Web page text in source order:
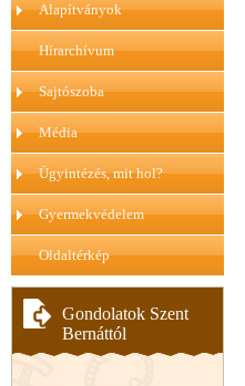
Alapítványok
Hírarchívum
Sajtószoba
Média
Ügyintézés, mit hol?
Gyermekvédelem
Oldaltérkép
Gondolatok Szent
Bernáttól